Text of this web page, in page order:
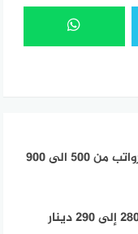
مطلوب موظفين للعمل لدى قناة رؤيا برواتب من 500 الى 900